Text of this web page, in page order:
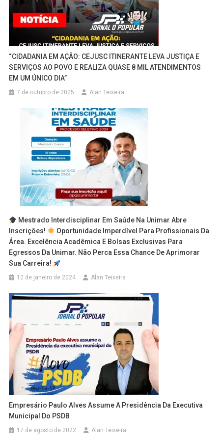
“CIDADANIA EM AÇÃO: CEJUSC ITINERANTE LEVA JUSTIÇA E
SERVIÇOS AO POVO E REALIZA QUASE 8 MIL ATENDIMENTOS
EM UM ÚNICO DIA”
7 de outubro de 2025 Alan Teixeira
Mestrado Interdisciplinar Em Saúde Na Unimar Abre
Inscrições!
Oportunidade Imperdível Para Profissionais Da
Área. Excelência Acadêmica E Bolsas Exclusivas Para
Egressos Da Unimar. Não Perca Essa Chance De Aprimorar
Sua Carreira!
12 de janeiro de 2024 Alan Teixeira
Empresário Paulo Alves Assume A Presidência Da Executiva
Municipal Do PSDB
17 de agosto de 2022 Alan Teixeira